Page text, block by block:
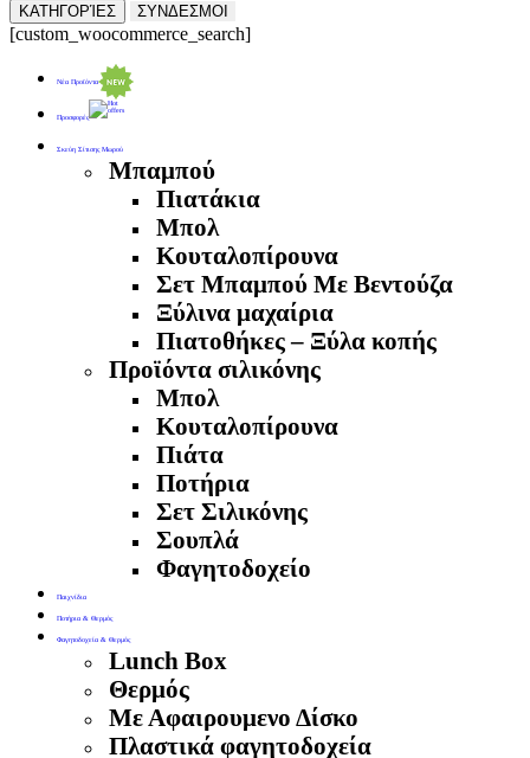
ΚΑΤΗΓΟΡΊΕΣ ΣΥΝΔΕΣΜΟΙ
[custom_woocommerce_search]
Νέα Προϊόντα
Προσφορές
Σκεύη Σίτισης Μωρού
Μπαμπού
Πιατάκια
Μπολ
Κουταλοπίρουνα
Σετ Μπαμπού Με Βεντούζα
Ξύλινα μαχαίρια
Πιατοθήκες – Ξύλα κοπής
Προϊόντα σιλικόνης
Μπολ
Κουταλοπίρουνα
Πιάτα
Ποτήρια
Σετ Σιλικόνης
Σουπλά
Φαγητοδοχείο
Παιχνίδια
Ποτήρια & Θερμός
Φαγητοδοχεία & Θερμός
Lunch Box
Θερμός
Με Αφαιρουμενο Δίσκο
Πλαστικά φαγητοδοχεία